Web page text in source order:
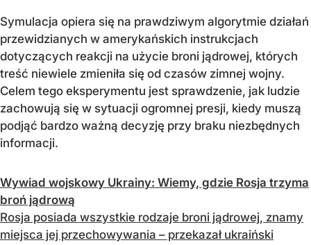
Symulacja opiera się na prawdziwym algorytmie działań
przewidzianych w amerykańskich instrukcjach
dotyczących reakcji na użycie broni jądrowej, których
treść niewiele zmieniła się od czasów zimnej wojny.
Celem tego eksperymentu jest sprawdzenie, jak ludzie
zachowują się w sytuacji ogromnej presji, kiedy muszą
podjąć bardzo ważną decyzję przy braku niezbędnych
informacji.
Wywiad wojskowy Ukrainy: Wiemy, gdzie Rosja trzyma
broń jądrową
Rosja posiada wszystkie rodzaje broni jądrowej, znamy
miejsca jej przechowywania – przekazał ukraiński